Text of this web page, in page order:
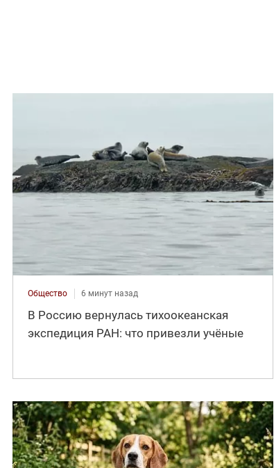
Общество 6 минут назад
В Россию вернулась тихоокеанская
экспедиция РАН: что привезли учёные